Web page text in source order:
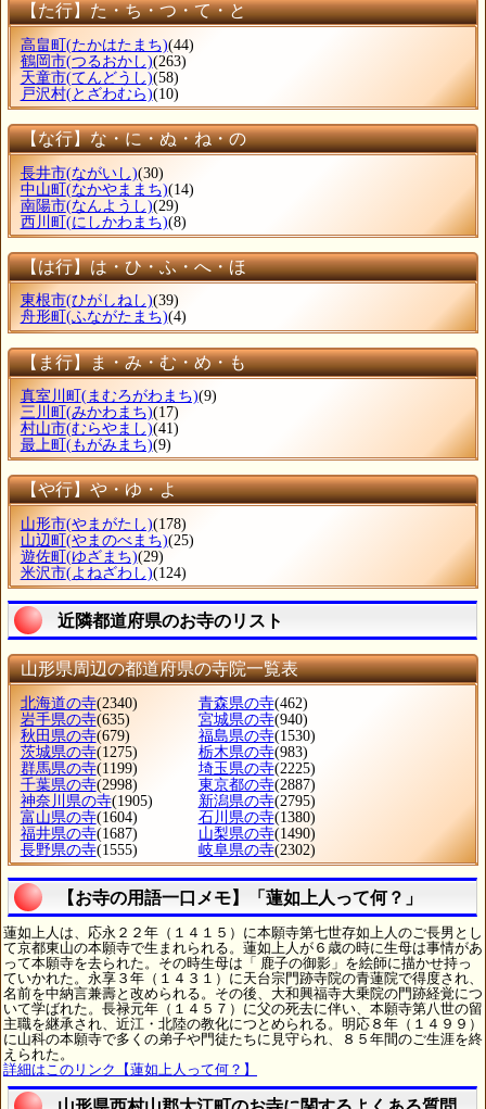
【た行】た・ち・つ・て・と
高畠町 (たかはたまち)(44)
鶴岡市(つるおかし)(263)
天童市(てんどうし)(58)
戸沢村(とざわむら)(10)
【な行】な・に・ぬ・ね・の
長井市(ながいし)(30)
中山町(なかやままち)(14)
南陽市(なんようし)(29)
西川町(にしかわまち)(8)
【は行】は・ひ・ふ・へ・ほ
東根市(ひがしねし)(39)
舟形町 (ふながたまち)(4)
【ま行】ま・み・む・め・も
真室川町 (まむろがわまち)(9)
三川町 (みかわまち)(17)
村山市(むらやまし)(41)
最上町 (もがみまち)(9)
【や行】や・ゆ・よ
山形市(やまがたし)(178)
山辺町 (やまのべまち)(25)
遊佐町 (ゆざまち)(29)
米沢市(よねざわし)(124)
近隣都道府県のお寺のリスト
山形県周辺の都道府県の寺院一覧表
北海道の寺(2340) 青森県の寺(462)
岩手県の寺(635) 宮城県の寺(940)
秋田県の寺(679) 福島県の寺(1530)
茨城県の寺(1275) 栃木県の寺(983)
群馬県の寺(1199) 埼玉県の寺(2225)
千葉県の寺(2998) 東京都の寺(2887)
神奈川県の寺(1905) 新潟県の寺(2795)
富山県の寺(1604) 石川県の寺(1380)
福井県の寺(1687) 山梨県の寺(1490)
長野県の寺(1555) 岐阜県の寺(2302)
【お寺の用語一口メモ】「蓮如上人って何？」
蓮如上人は、応永２２年（１４１５）に本願寺第七世存如上人のご長男とし
て京都東山の本願寺で生まれられる。蓮如上人が６歳の時に生母は事情があ
って本願寺を去られた。その時生母は「 鹿子の御影」を絵師に描かせ持っ
ていかれた。永享３年（１４３１）に天台宗門跡寺院の青蓮院で得度され、
名前を中納言兼壽と改められる。その後、大和興福寺大乗院の門跡経覚につ
いて学ばれた。長禄元年（１４５７）に父の死去に伴い、本願寺第八世の留
主職を継承され、近江・北陸の教化につとめられる。明応８年（１４９９）
に山科の本願寺で多くの弟子や門徒たちに見守られ、８５年間のご生涯を終
えられた。
詳細はこのリンク【蓮如上人って何？】